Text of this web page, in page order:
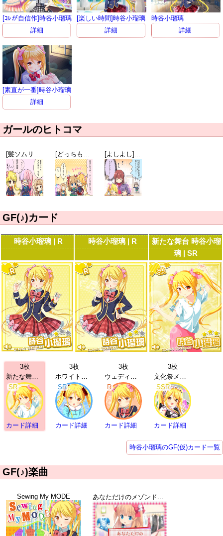
[ｺﾚが自信作]時谷小瑠璃
詳細
[楽しい時間]時谷小瑠璃
詳細
時谷小瑠璃
詳細
[素直が一番]時谷小瑠璃
詳細
ガールのヒトコマ
[髪ソムリエ]新垣雛菜 [どっちも140センチ台]時谷小瑠璃 [よしよし]天都かなた
GF(♪)カード
時谷小瑠璃 | R 時谷小瑠璃 | R
新たな舞台 時谷小瑠
璃 | SR
3枚
SR
カード詳細
3枚
SR
カード詳細
3枚
R
カード詳細
3枚
SSR
カード詳細
時谷小瑠璃のGF(仮)カード一覧
GF(♪)楽曲
Sewing My MODE